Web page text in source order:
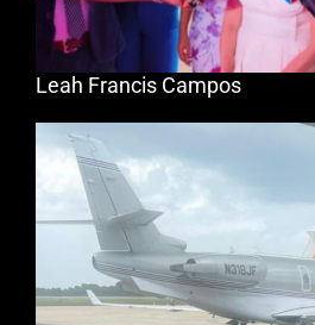
Leah Francis Campos